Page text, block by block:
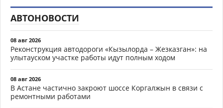
АВТОНОВОСТИ
08 авг 2026
Реконструкция автодороги «Кызылорда – Жезказган»: на
улытауском участке работы идут полным ходом
08 авг 2026
В Астане частично закроют шоссе Коргалжын в связи с
ремонтными работами